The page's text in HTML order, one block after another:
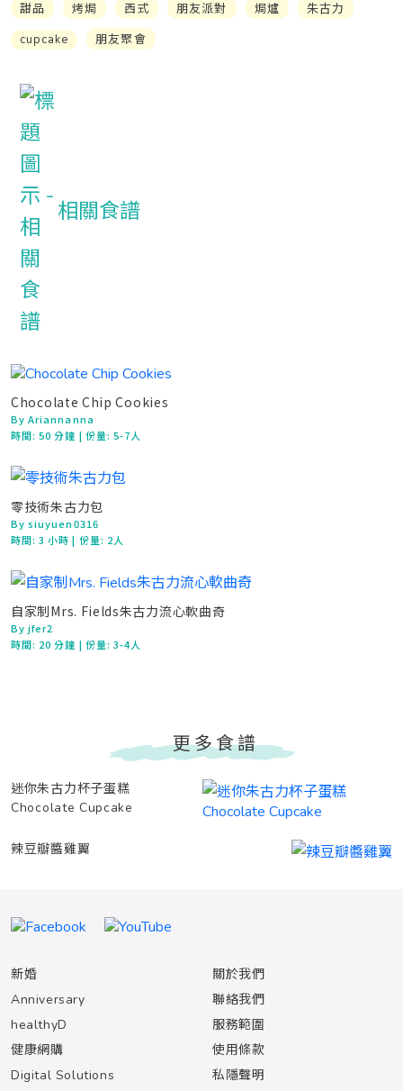
甜品 烤焗 西式 朋友派對 焗爐
朱古力
cupcake
朋友聚會
相關食譜
Chocolate Chip Cookies
By Ariannanna
時間:50 分鐘 | 份量: 5-7人
零技術朱古力包
By siuyuen0316
時間:3 小時| 份量: 2人
自家制Mrs. Fields朱古力流心軟曲奇
By jfer2
時間: 20 分鐘 | 份量: 3-4人
更多食譜
迷你朱古力杯子蛋糕
Chocolate Cupcake
辣豆瓣醬雞翼
新婚
Anniversary
healthyD
健康網購
Digital Solutions
關於我們
聯絡我們
服務範圍
使用條款
私隱聲明